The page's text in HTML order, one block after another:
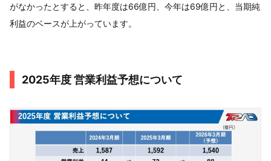
がなかったとすると、昨年度は66億円、今年は69億円と、当期純
利益のベースが上がっています。
2025年度 営業利益予想について